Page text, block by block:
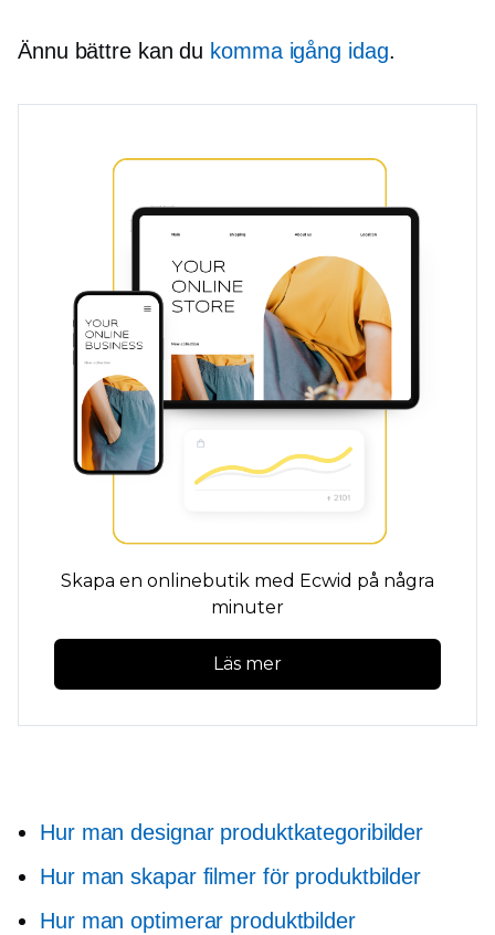
Ännu bättre kan du komma igång idag.
Skapa en onlinebutik med Ecwid på några
minuter
Läs mer
Hur man designar produktkategoribilder
Hur man skapar filmer för produktbilder
Hur man optimerar produktbilder